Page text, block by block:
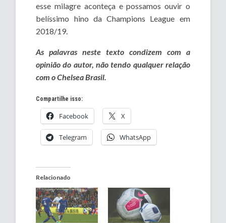
esse milagre aconteça e possamos ouvir o
belíssimo hino da Champions League em
2018/19.
As palavras neste texto condizem com a
opinião do autor, não tendo qualquer relação
com o Chelsea Brasil.
Compartilhe isso:
Facebook X
Telegram WhatsApp
Relacionado